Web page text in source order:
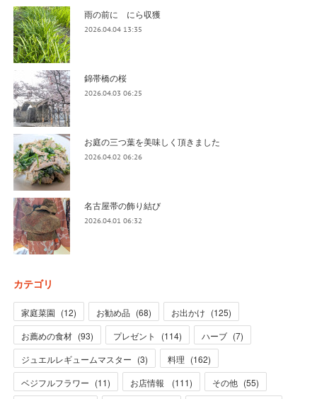
雨の前に にら収獲
2026.04.04 13:35
錦帯橋の桜
2026.04.03 06:25
お庭の三つ葉を美味しく頂きました
2026.04.02 06:26
名古屋帯の飾り結び
2026.04.01 06:32
カテゴリ
家庭菜園 (12) お勧め品 (68) お出かけ (125)
お薦めの食材 (93) プレゼント (114) ハーブ (7)
ジュエルレギュームマスター (3) 料理 (162)
ベジフルフラワー (11) お店情報 (111) その他 (55)